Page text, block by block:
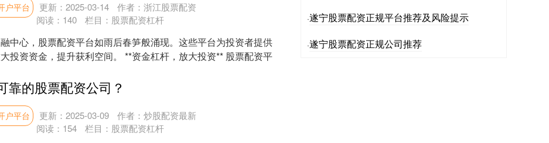
户平台 更新：2025-03-14
作者：浙江股票配资
阅读： 140 栏目： 股票配资杠杆
中心，股票配资平台如雨后春笋般涌现。这些平台为投资者提供
投资资金，提升获利空间。 **资金杠杆，放大投资** 股票配资平
靠的股票配资公司？
户平台 更新：2025-03-09
作者：炒股配资最新
阅读： 154 栏目： 股票配资杠杆
·遂宁股票配资正规平台推荐及风险提示
·遂宁股票配资正规公司推荐